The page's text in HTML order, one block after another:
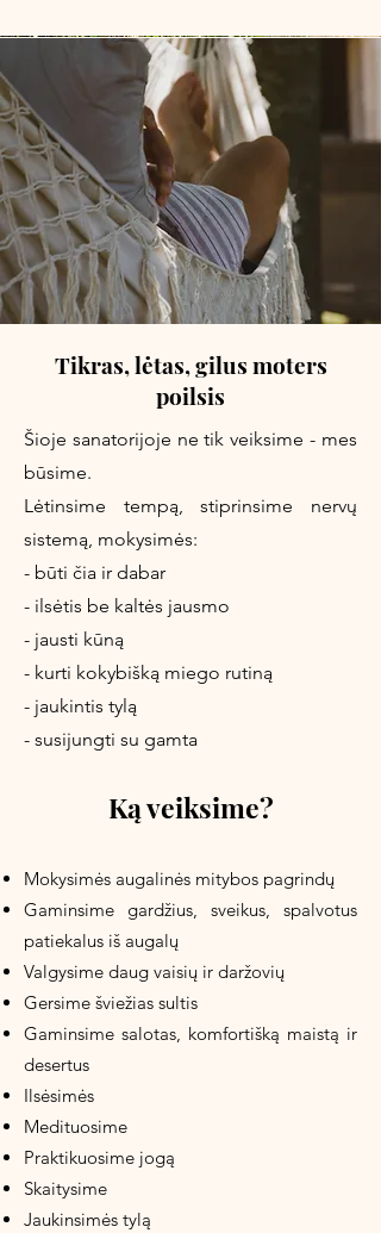
Tikras, lėtas, gilus moters
poilsis
Šioje sanatorijoje ne tik veiksime - mes
būsime.
Lėtinsime tempą, stiprinsime nervų
sistemą, mokysimės:
- būti čia ir dabar
- ilsėtis be kaltės jausmo
- jausti kūną
- kurti kokybišką miego rutiną
- jaukintis tylą
- susijungti su gamta
Ką veiksime?
Mokysimės augalinės mitybos pagrindų
Gaminsime gardžius, sveikus, spalvotus
patiekalus iš augalų
Valgysime daug vaisių ir daržovių
Gersime šviežias sultis
Gaminsime salotas, komfortišką maistą ir
desertus
Ilsėsimės
Medituosime
Praktikuosime jogą
Skaitysime
Jaukinsimės tylą